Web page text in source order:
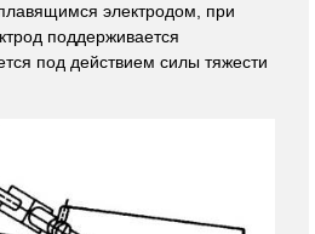
электродом, при
поддерживается
под действием силы тяжести